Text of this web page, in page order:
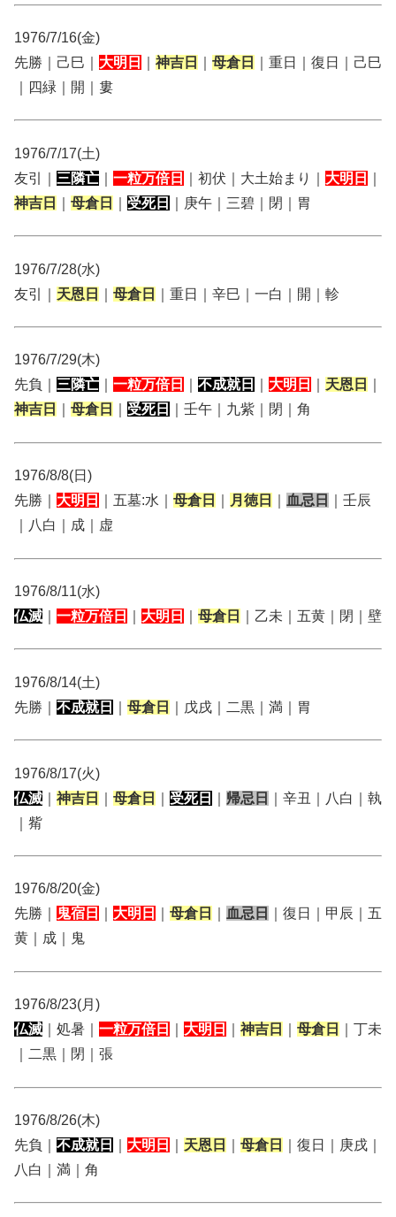
1976/7/16(金)
先勝｜己巳｜ 大明日 神吉日 母倉日
｜重日｜復日｜己巳
｜四緑｜開｜婁
1976/7/17(土)
友引｜ 三隣亡 一粒万倍日 ｜初伏｜大土始まり｜ 大明日
神吉日
母倉日 受死日 ｜庚午｜三碧｜閉｜胃
1976/7/28(水)
友引｜ 天恩日 母倉日 ｜重日｜辛巳｜一白｜開｜軫
1976/7/29(木)
先負｜ 三隣亡 一粒万倍日 不成就日 大明日 天恩日
神吉日
母倉日 受死日 ｜壬午｜九紫｜閉｜角
1976/8/8(日)
先勝｜ 大明日 ｜五墓:水｜ 母倉日 月徳日 血忌日
｜壬辰
｜八白｜成｜虚
1976/8/11(水)
仏滅
一粒万倍日 大明日 母倉日 ｜乙未｜五黄｜閉｜壁
1976/8/14(土)
先勝｜ 不成就日 母倉日 ｜戊戌｜二黒｜満｜胃
1976/8/17(火)
仏滅
神吉日 母倉日 受死日 帰忌日
｜辛丑｜八白｜執
｜觜
1976/8/20(金)
先勝｜
鬼宿日 大明日 母倉日 血忌日
｜復日｜甲辰｜五
黄｜成｜鬼
1976/8/23(月)
仏滅 ｜処暑｜ 一粒万倍日 大明日 神吉日 母倉日
｜丁未
｜二黒｜閉｜張
1976/8/26(木)
先負｜ 不成就日 大明日 天恩日 母倉日
｜復日｜庚戌｜
八白｜満｜角